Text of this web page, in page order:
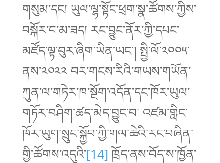
གསུམ་དང། ཡུལ་ལྷ་སྟོང་ཕྲག་སྣ་ཚོགས་ཀྱིས་
བསྐོར་བ་མ་ཟད། རང་བྱུང་ནོར་ཀྱི་དཔང་
མཛོད་ལྟ་བུར་ཞིག་ཡིན་ཡང་། སྤྱི་ལོ་༢༠༠༥་
ནས་༢༠༢༢ བར་གངས་རིའི་གཡས་གཡོན་
ཀུན་ལ་གཏེར་ཁ་སྔོག་འདོན་དང་ཁོར་ཡུལ་
གཏོར་བཤིག་ཚད་མེད་བྱུང་བ། འཛམ་གླིང་
ཁོར་ཡུག་སྲུང་སྐྱོབ་ཀྱི་གལ་ཆེའི་རང་བཞིན་
གྱི་ཚོགས་འདུའི་[14] ཁྲོད་ནས་བོད་ས་ཁྱོན་